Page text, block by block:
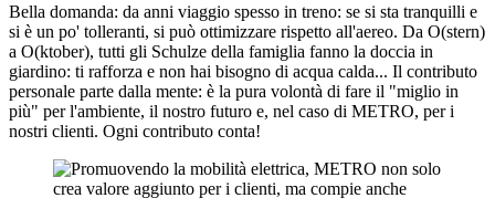
Bella domanda: da anni viaggio spesso in treno: se si sta tranquilli e
si è un po' tolleranti, si può ottimizzare rispetto all'aereo. Da O(stern)
a O(ktober), tutti gli Schulze della famiglia fanno la doccia in
giardino: ti rafforza e non hai bisogno di acqua calda... Il contributo
personale parte dalla mente: è la pura volontà di fare il "miglio in
più" per l'ambiente, il nostro futuro e, nel caso di METRO, per i
nostri clienti. Ogni contributo conta!